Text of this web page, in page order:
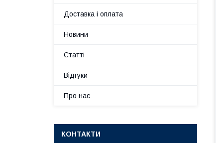
Доставка і оплата
Новини
Статті
Відгуки
Про нас
КОНТАКТИ